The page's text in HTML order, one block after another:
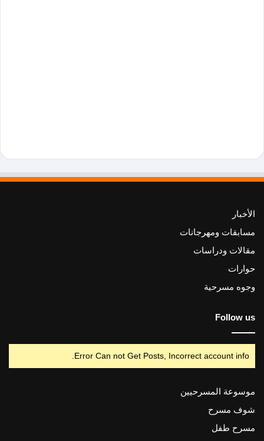
الأخبار
مسابقات ومهرجانات
مقالات ودراسات
حوارات
وجوه مسرحية
Follow us
Error Can not Get Posts, Incorrect account info.
موسوعة المسرحيين
شوف مسرح
مسرح طفل